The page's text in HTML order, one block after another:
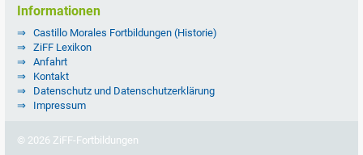
Informationen
Castillo Morales Fortbildungen (Historie)
ZiFF Lexikon
Anfahrt
Kontakt
Datenschutz und Datenschutzerklärung
Impressum
© 2026 ZiFF-Fortbildungen